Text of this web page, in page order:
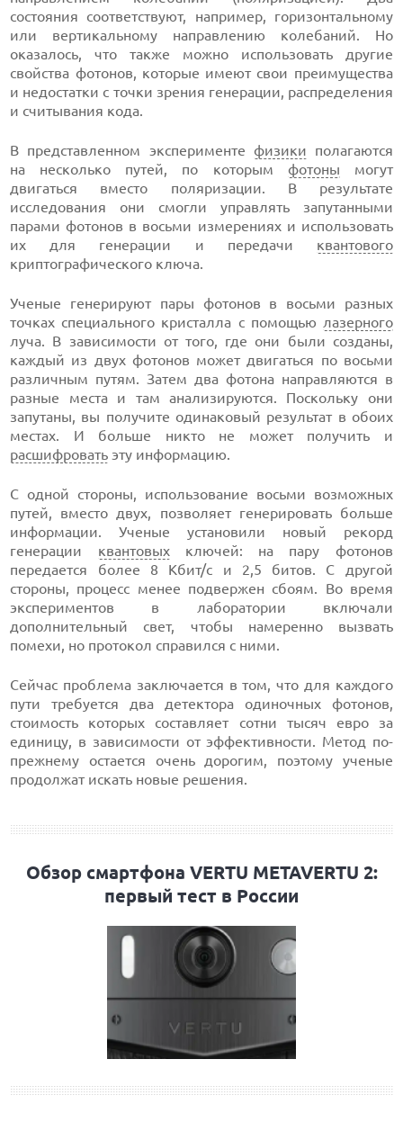
состояния соответствуют, например, горизонтальному
или вертикальному направлению колебаний. Но
оказалось, что также можно использовать другие
свойства фотонов, которые имеют свои преимущества
и недостатки с точки зрения генерации, распределения
и считывания кода.
В представленном эксперименте физики полагаются
на несколько путей, по которым фотоны могут
двигаться вместо поляризации. В результате
исследования они смогли управлять запутанными
парами фотонов в восьми измерениях и использовать
их для генерации и передачи квантового
криптографического ключа.
Ученые генерируют пары фотонов в восьми разных
точках специального кристалла с помощью лазерного
луча. В зависимости от того, где они были созданы,
каждый из двух фотонов может двигаться по восьми
различным путям. Затем два фотона направляются в
разные места и там анализируются. Поскольку они
запутаны, вы получите одинаковый результат в обоих
местах. И больше никто не может получить и
расшифровать эту информацию.
С одной стороны, использование восьми возможных
путей, вместо двух, позволяет генерировать больше
информации. Ученые установили новый рекорд
генерации квантовыхключей: на пару фотонов
передается более 8 Кбит/с и 2,5 битов. С другой
стороны, процесс менее подвержен сбоям. Во время
экспериментов в лаборатории включали
дополнительный свет, чтобы намеренно вызвать
помехи, но протокол справился с ними.
Сейчас проблема заключается в том, что для каждого
пути требуется два детектора одиночных фотонов,
стоимость которых составляет сотни тысяч евро за
единицу, в зависимости от эффективности. Метод по-
прежнему остается очень дорогим, поэтому ученые
продолжат искать новые решения.
Обзор смартфона VERTU METAVERTU 2:
первый тест в России